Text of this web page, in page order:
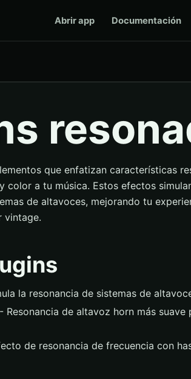
Abrir app Documentación
que enfatizan características
color a tu música. Estos efectos
de altavoces, mejorando tu
vintage.
la resonancia de sistemas de
Resonancia de altavoz horn más suave
de resonancia de frecuencia con